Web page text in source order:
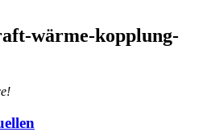
wärme-kopplung-